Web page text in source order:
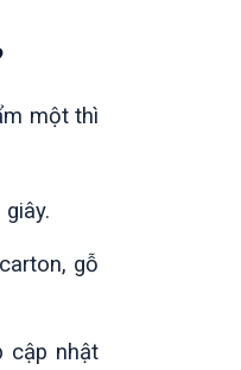
một thì
gỗ
cập nhật